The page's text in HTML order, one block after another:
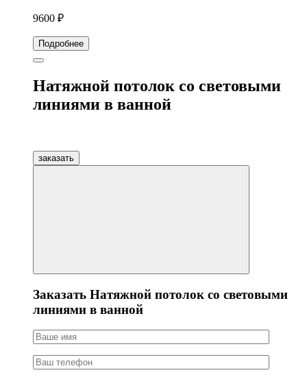
9600 ₽
Подробнее
Натяжной потолок со световыми
линиями в ванной
заказать
Заказать Натяжной потолок со световыми
линиями в ванной